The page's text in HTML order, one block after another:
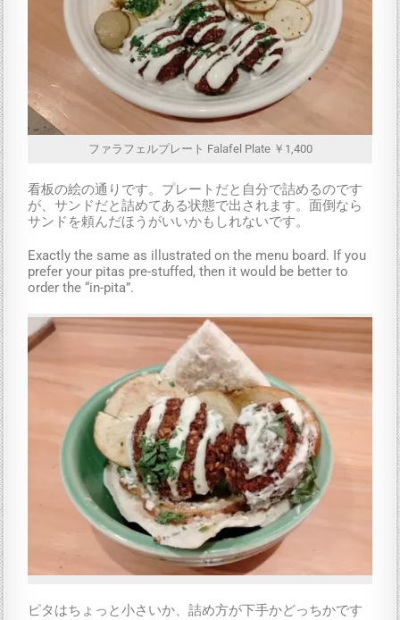
ファラフェルプレート Falafel Plate ￥1,400
看板の絵の通りです。プレートだと自分で詰めるのです
が、サンドだと詰めてある状態で出されます。面倒なら
サンドを頼んだほうがいいかもしれないです。
Exactly the same as illustrated on the menu board. If you
prefer your pitas pre-stuffed, then it would be better to
order the “in-pita”.
ピタはちょっと小さいか、詰め方が下手かどっちかです